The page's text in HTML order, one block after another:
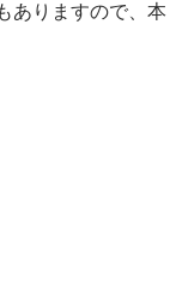
ありますので、本